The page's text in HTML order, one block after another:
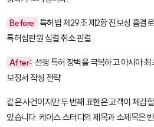
Before: 특허법 제29조 제2항 진보성 흠결
특허심판원 심결 취소 판결
After: 선행 특허 장벽을 극복하고 아시아
보정서 작성 전략
같은 사건이지만 두 번째 표현은 고객이 체감
있습니다. 케이스 스터디의 제목과 소제목은